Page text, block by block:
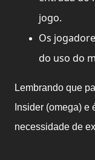
jogo.
Os
do uso do
Lembrando que
Insider (omega)
necessidade de